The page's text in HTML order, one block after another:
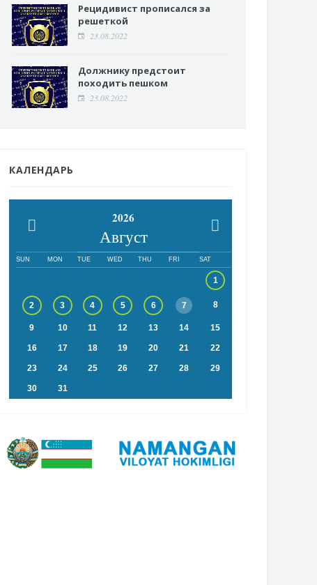
Рецидивист прописался за
решеткой
23.08.2022
Должнику предстоит
походить пешком
23.08.2022
КАЛЕНДАРЬ
2026
Август
SUN MON TUE WED THU FRI SAT
1
2 3 4 5 6 7 8
9 10 11 12 13 14 15
16 17 18 19 20 21 22
23 24 25 26 27 28 29
30 31